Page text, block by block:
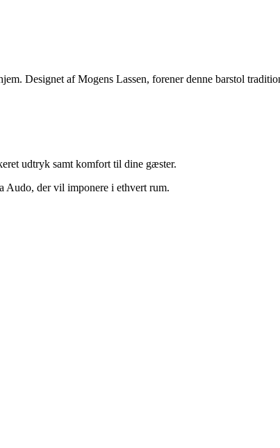
Designet af Mogens Lassen, forener denne barstol
udtryk samt komfort til dine gæster.
Audo, der vil imponere i ethvert rum.